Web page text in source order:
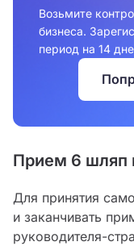
Возьмите
бизнеса.
период на 14
Прием 6 шляп
Для принятия
и заканчивать
руководителя-